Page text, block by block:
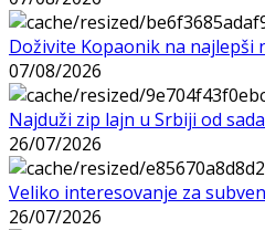
Doživite Kopaonik na najlepši
07/08/2026
Najduži zip lajn u Srbiji od
26/07/2026
Veliko interesovanje za
26/07/2026